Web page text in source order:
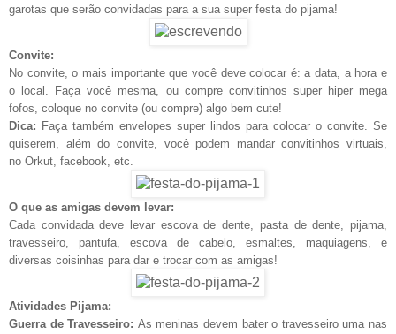
garotas que serão convidadas para a sua super festa do pijama!
Convite:
No convite, o mais importante que você deve colocar é: a data, a hora e
o local. Faça você mesma, ou compre convitinhos super hiper mega
fofos, coloque no convite (ou compre) algo bem cute!
Dica: Faça também envelopes super lindos para colocar o convite. Se
quiserem, além do convite, você podem mandar convitinhos virtuais,
no Orkut, facebook, etc.
O que as amigas devem levar:
Cada convidada deve levar escova de dente, pasta de dente, pijama,
travesseiro, pantufa, escova de cabelo, esmaltes, maquiagens, e
diversas coisinhas para dar e trocar com as amigas!
Atividades Pijama:
Guerra de Travesseiro: As meninas devem bater o travesseiro uma nas